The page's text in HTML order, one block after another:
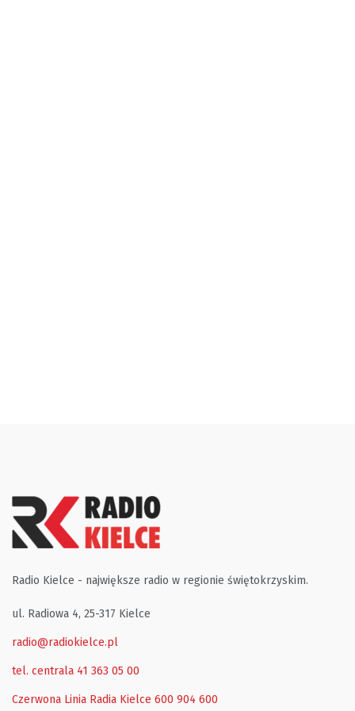
Radio Kielce - największe radio w regionie świętokrzyskim.
ul. Radiowa 4, 25-317 Kielce
radio@radiokielce.pl
tel. centrala 41 363 05 00
Czerwona Linia Radia Kielce 600 904 600